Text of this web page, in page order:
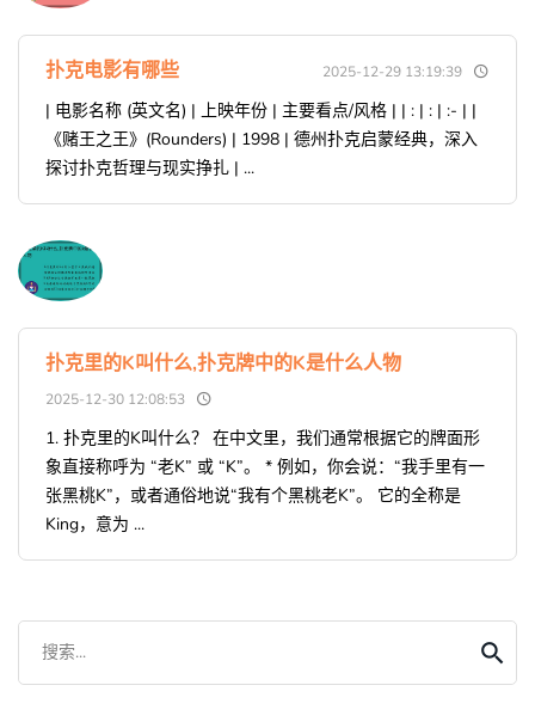
扑克电影有哪些 2025-12-29 13:19:39
| 电影名称 (英文名) | 上映年份 | 主要看点/风格 | | : | : | :- | |
《赌王之王》(Rounders) | 1998 | 德州扑克启蒙经典，深入
探讨扑克哲理与现实挣扎 | ...
扑克里的K叫什么,扑克牌中的K是什么人物
2025-12-30 12:08:53
1. 扑克里的K叫什么？ 在中文里，我们通常根据它的牌面形
象直接称呼为 “老K” 或 “K”。 * 例如，你会说：“我手里有一
张黑桃K”，或者通俗地说“我有个黑桃老K”。 它的全称是
King，意为 ...
搜索...